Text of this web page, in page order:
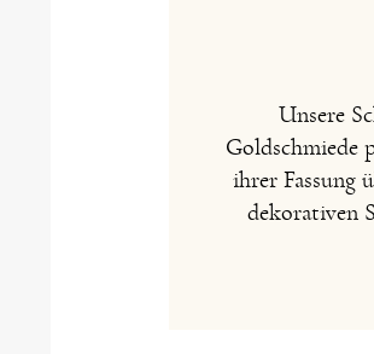
Unsere
Goldschmiede
ihrer Fassung
dekorativen